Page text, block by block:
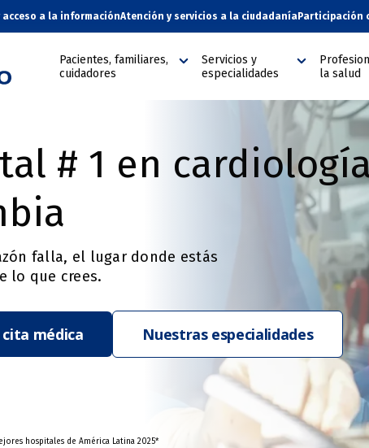
acceso a la informaciónAtención y servicios a la ciudadanía Participación
Pacientes, familiares,
cuidadores
Servicios y
especialidades
la salud
# 1 en
falla, el lugar donde estás
lo que crees.
médica Nuestras especialidades
hospitales de América Latina 2025*